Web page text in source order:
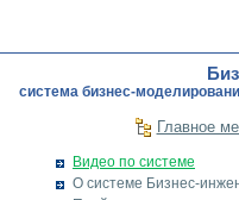
cистема бизнес-
Главное
Видео по системе
О системе Бизнес-